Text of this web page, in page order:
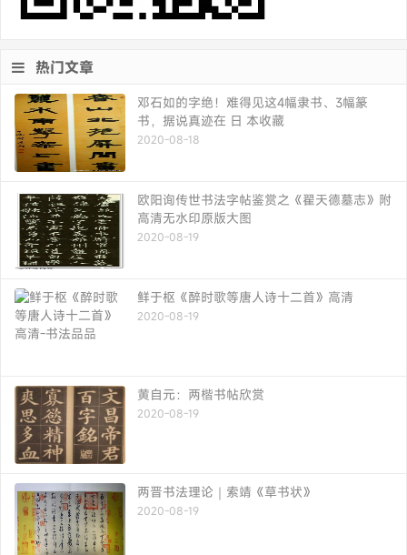
热门文章
邓石如的字绝！难得见这4幅隶书、3幅篆
书，据说真迹在 日 本收藏
2020-08-18
欧阳询传世书法字帖鉴赏之《翟天德墓志》附
高清无水印原版大图
2020-08-19
鲜于枢《醉时歌等唐人诗十二首》高清
2020-08-19
黄自元：两楷书帖欣赏
2020-08-19
两晋书法理论｜索靖《草书状》
2020-08-19